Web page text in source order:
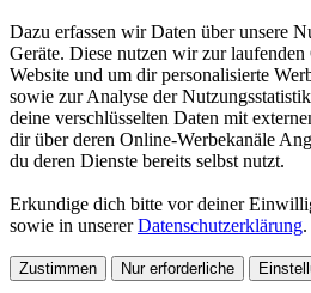
Dazu erfassen wir Daten über unsere
Geräte. Diese nutzen wir zur
Website und um dir personalisierte
sowie zur Analyse der
deine verschlüsselten Daten mit
dir über deren Online-Werbekanäle
du deren Dienste bereits selbst nutzt.
Erkundige dich bitte vor deiner
sowie in unsererDatenschutzerklärung.
Zustimmen Nur erforderliche